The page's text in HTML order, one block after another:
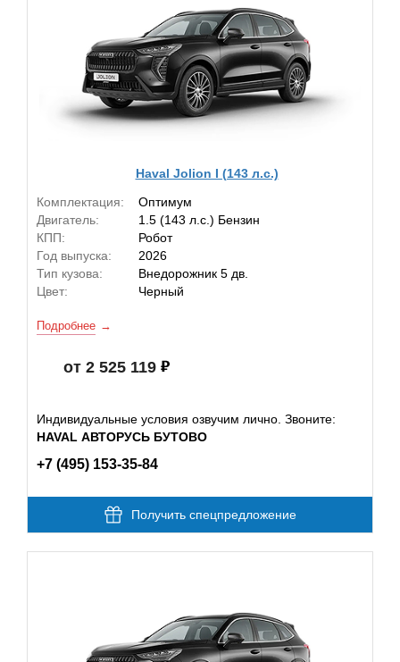
Haval Jolion I (143 л.с.)
Комплектация:
Оптимум
Двигатель:
1.5 (143 л.с.) Бензин
КПП:
Робот
Год выпуска:
2026
Тип кузова:
Внедорожник 5 дв.
Цвет:
Черный
Подробнее
от 2 525 119
Индивидуальные условия озвучим лично. Звоните:
HAVAL АВТОРУСЬ БУТОВО
+7 (495) 153-35-84
Получить спецпредложение